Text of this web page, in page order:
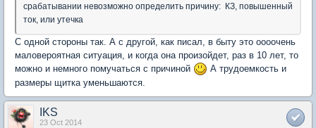
срабатывании невозможно определить причину: КЗ, повышенный
ток, или утечка
С одной стороны так. А с другой, как писал, в быту это оооочень
маловероятная ситуация, и когда она произойдет, раз в 10 лет, то
можно и немного помучаться с причиной
А трудоемкость и
размеры щитка уменьшаются.
IKS
23 Oct 2014